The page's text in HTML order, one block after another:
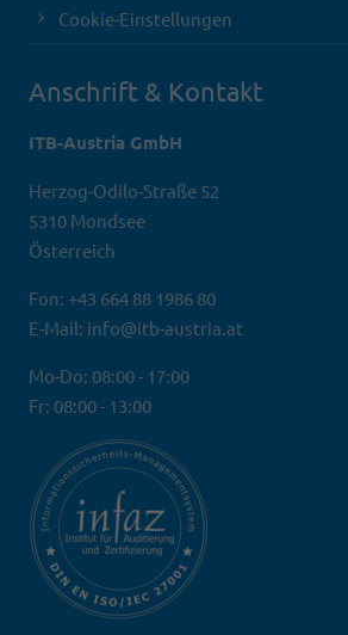
Cookie-Einstellungen
Anschrift & Kontakt
ITB-Austria GmbH
Herzog-Odilo-Straße 52
5310 Mondsee
Österreich
Fon: +43 664 88 1986 80
E-Mail: info@itb-austria.at
Mo-Do: 08:00 - 17:00
Fr: 08:00 - 13:00